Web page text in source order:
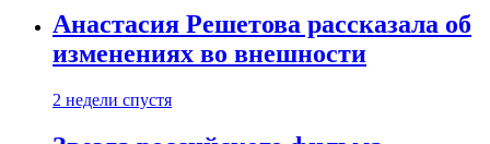
Анастасия Решетова рассказала об
изменениях во внешности
2 недели спустя